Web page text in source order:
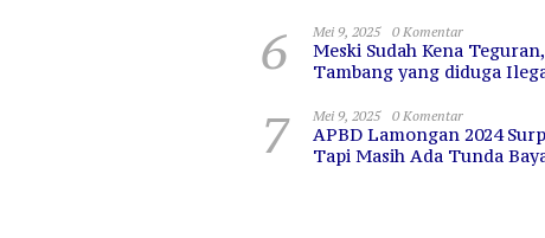
6 Mei 9, 2025 0 Komentar
Meski Sudah Kena Teguran,
Tambang yang diduga
7 Mei 9, 2025 0 Komentar
APBD Lamongan 2024
Tapi Masih Ada Tunda